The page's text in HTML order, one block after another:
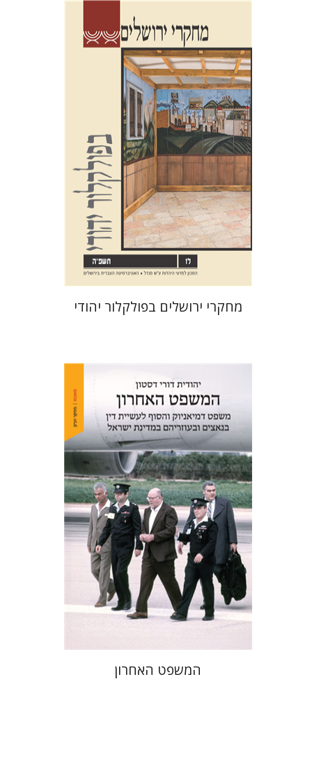
שלום צבר גלית חזן-רוקם
סלמון
הנחת אתר ספר מודפס
$35
$32
מחקרי ירושלים בפולקלור יהודי
יהודית דורי דסטון
הנחת אתר ספר מודפס
$46
$41
המשפט האחרון